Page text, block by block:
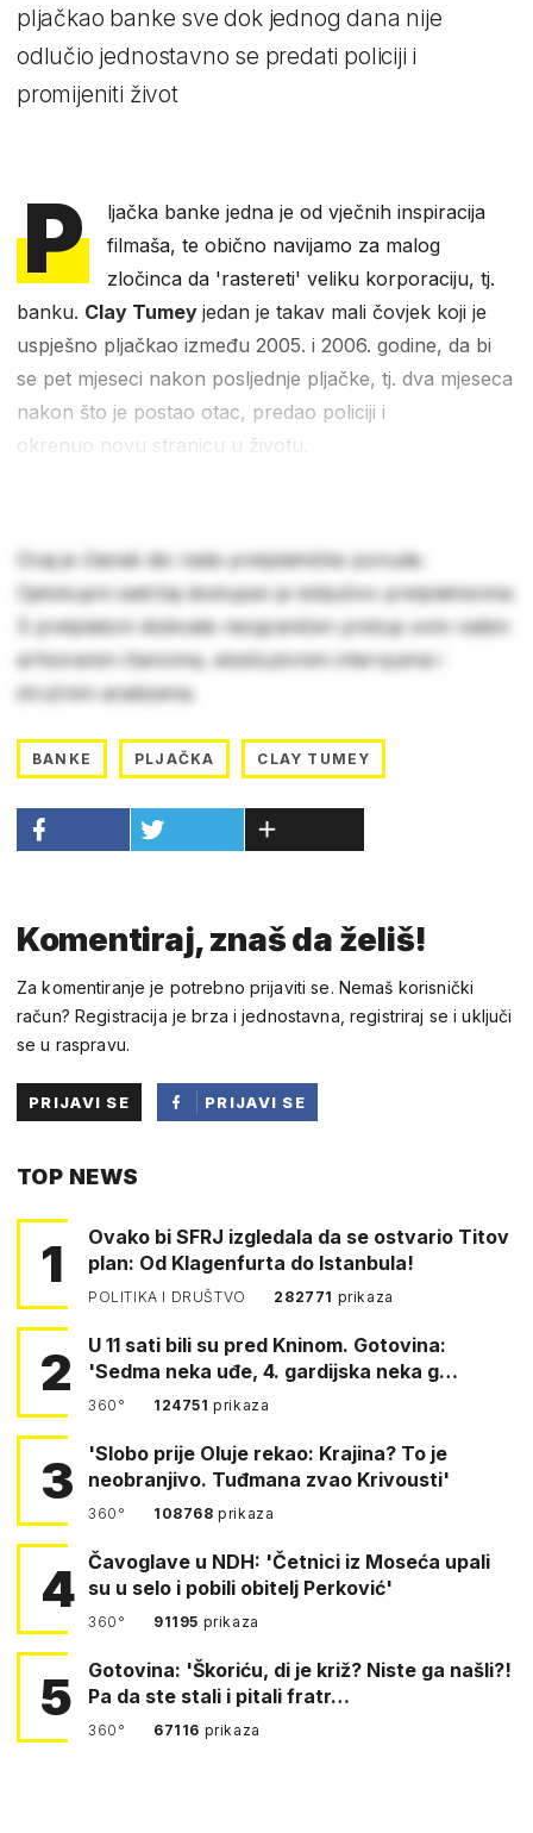
pljačkao banke sve dok jednog dana nije
odlučio jednostavno se predati policiji i
promijeniti život
P
ljačka banke jedna je od vječnih inspiracija
filmaša, te obično navijamo za malog
zločinca da 'rastereti' veliku korporaciju, tj.
banku. Clay Tumey jedan je takav mali čovjek koji je
uspješno pljačkao između 2005. i 2006. godine, da bi
se pet mjeseci nakon posljednje pljačke, tj. dva mjeseca
nakon što je postao otac, predao policiji i
okrenuo novu stranicu u životu.
Ovaj je članak dio naše pretplatničke ponude.
Cjelokupni sadržaj dostupan je isključivo pretplatnicima.
S pretplatom dobivate neograničen pristup svim našim
arhiviranim člancima, ekskluzivnim intervjuima i
stručnim analizama.
BANKE PLJAČKA CLAY TUMEY
Komentiraj, znaš da želiš!
Za komentiranje je potrebno prijaviti se. Nemaš korisnički
račun? Registracija je brza i jednostavna, registriraj se i uključi
se u raspravu.
PRIJAVI SE
PRIJAVI SE
TOP NEWS
1
Ovako bi SFRJ izgledala da se ostvario Titov
plan: Od Klagenfurta do Istanbula!
POLITIKA I DRUŠTVO 282771 prikaza
2
U 11 sati bili su pred Kninom. Gotovina:
'Sedma neka uđe, 4. gardijska neka g…
360° 124751prikaza
3
'Slobo prije Oluje rekao: Krajina? To je
neobranjivo. Tuđmana zvao Krivousti'
360° 108768prikaza
4 Čavoglave u NDH: 'Četnici iz Moseća upali
su u selo i pobili obitelj Perković'
360° 91195 prikaza
5
Gotovina: 'Škoriću, di je križ? Niste ga našli?!
Pa da ste stali i pitali fratr…
360° 67116 prikaza